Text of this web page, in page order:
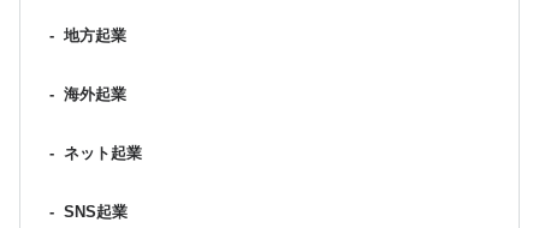
- 地方起業
- 海外起業
- ネット起業
- SNS起業